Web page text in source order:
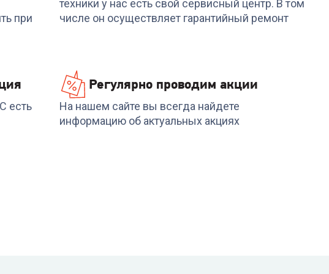
₽ +1 166 бонусов
BSW/in-12HN1_24Y
+1 097бонусов
при
техники у нас есть свой сервисный центр. В том
числе он осуществляет гарантийный ремонт
есть
Регулярно проводим акции
На нашем сайте вы всегда найдете
информацию об актуальных акциях